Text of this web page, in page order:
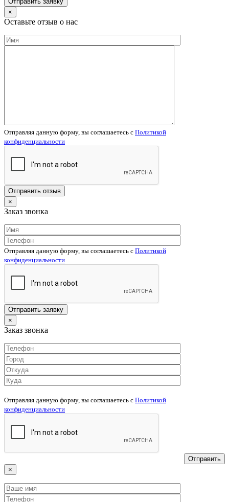
×
Оставьте отзыв о нас
Отправляя данную форму, вы соглашаетесь c Политикой
конфиденциальности
×
Заказ звонка
Отправляя данную форму, вы соглашаетесь c Политикой
конфиденциальности
×
Заказ звонка
Отправляя данную форму, вы соглашаетесь c Политикой
конфиденциальности
×